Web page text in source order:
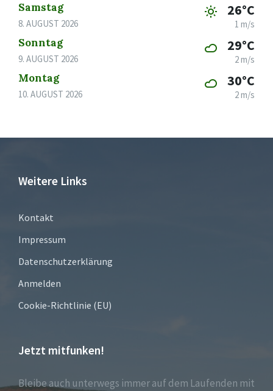
Samstag
8. AUGUST 2026
26°C
1 m/s
Sonntag
9. AUGUST 2026
29°C
2 m/s
Montag
10. AUGUST 2026
30°C
2 m/s
Weitere Links
Kontakt
Impressum
Datenschutzerklärung
Anmelden
Cookie-Richtlinie (EU)
Jetzt mitfunken!
Bleibe auch unterwegs immer auf dem Laufenden mit